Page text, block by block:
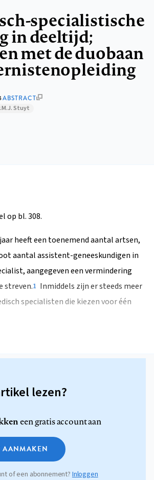
specialistische
in deeltijd;
met de duobaan
ABSTRACT
Stuyt
op bl. 308.
heeft een toenemend aantal artsen,
aantal assistent-geneeskundigen in
aangegeven een vermindering
streven.1 Inmiddels zijn er steeds meer
specialisten die kiezen voor één
lezen?
een gratis account aan
of een abonnement? Inloggen